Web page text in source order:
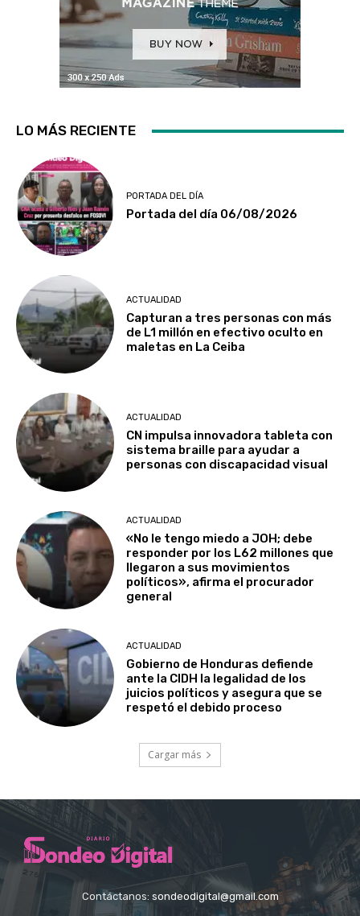
LO MÁS RECIENTE
PORTADA DEL DÍA
Portada del día 06/08/2026
ACTUALIDAD
Capturan a tres personas con más
de L1 millón en efectivo oculto en
maletas en La Ceiba
ACTUALIDAD
CN impulsa innovadora tableta con
sistema braille para ayudar a
personas con discapacidad visual
ACTUALIDAD
«No le tengo miedo a JOH; debe
responder por los L62 millones que
llegaron a sus movimientos
políticos», afirma el procurador
general
ACTUALIDAD
Gobierno de Honduras defiende
ante la CIDH la legalidad de los
juicios políticos y asegura que se
respetó el debido proceso
Cargar más
Contáctanos: sondeodigital@gmail.com